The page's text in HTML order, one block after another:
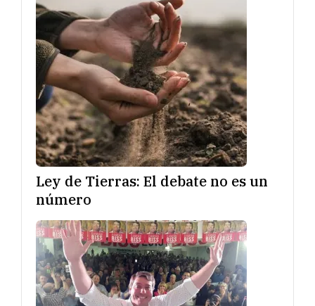
Ley de Tierras: El debate no es un
número